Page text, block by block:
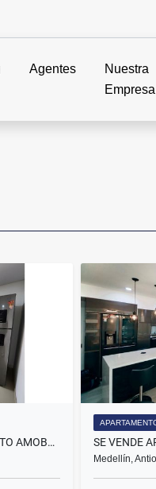
Agentes
Nuestra
Empresa
SE ARRIENDA APARTAMENTO AMOBLADO EN ITAGUI, SECTOR ACACIAS.
Medellín,